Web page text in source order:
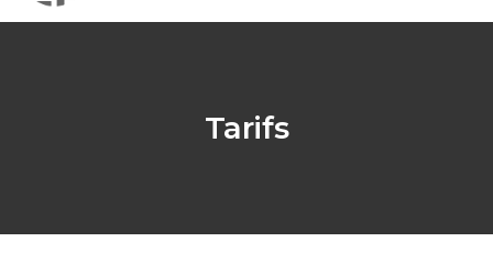
Tarifs